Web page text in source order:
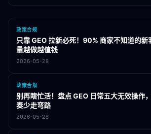
政策合规
只靠 GEO 拉新必死！90% 商家不知道的新
量越做越值钱
2026-05-28
政策合规
别再瞎忙活！盘点 GEO 日常五大无效操作
奏少走弯路
2026-05-28